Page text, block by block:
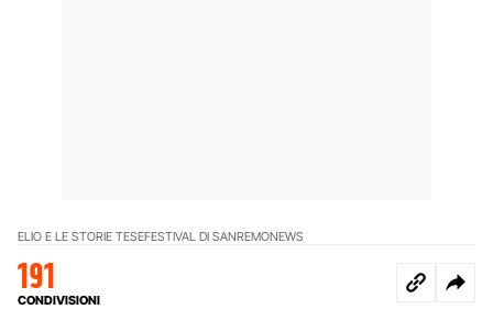
ELIO E LE STORIE TESEFESTIVAL DI SANREMONEWS
191
CONDIVISIONI